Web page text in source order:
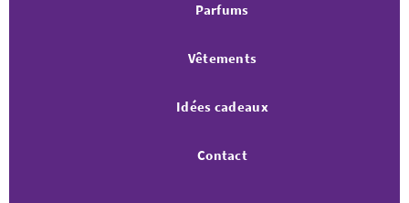
Parfums
Vêtements
Idées cadeaux
Contact